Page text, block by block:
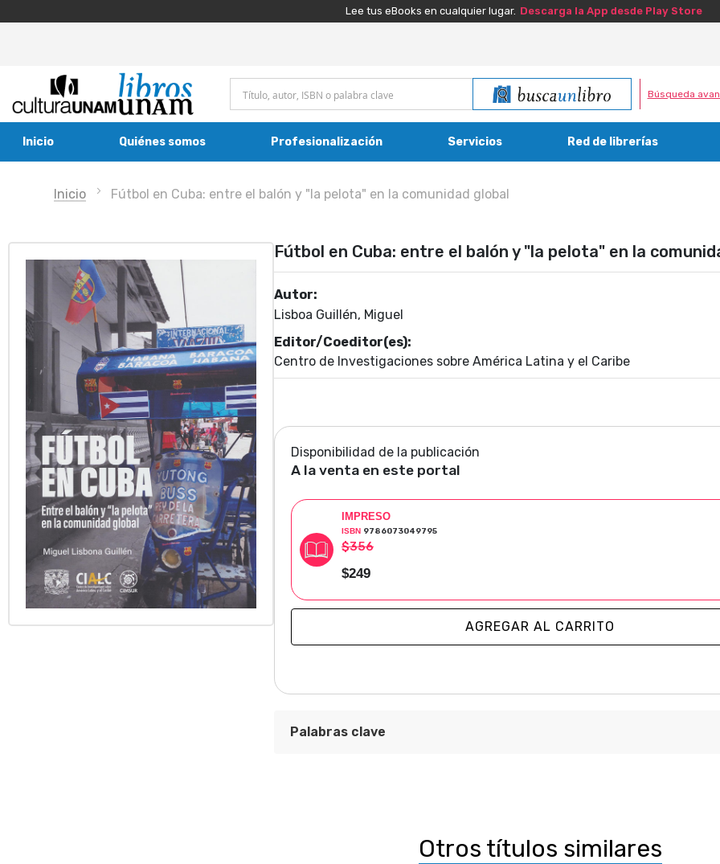
Lee tus eBooks en cualquier lugar. Descarga la App desde Play Store
Búsqueda
Inicio Quiénes somos Profesionalización Servicios Red de librerías
Inicio Fútbol en Cuba: entre el balón y "la pelota" en la comunidad global
Fútbol en Cuba: entre el balón y "la pelota" en la
Autor:
Lisboa Guillén, Miguel
Editor/Coeditor(es):
Centro de Investigaciones sobre América Latina y el Caribe
Disponibilidad de la publicación
A la venta en este portal
IMPRESO
ISBN 9786073049795
$356
$249
AGREGAR AL CARRITO
Palabras clave
Centro de Investigaciones sobre América Latina y el Caribe
Otros títulos similares